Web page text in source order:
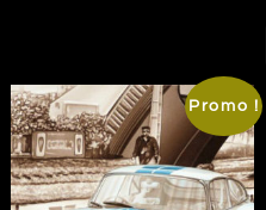
Promo !